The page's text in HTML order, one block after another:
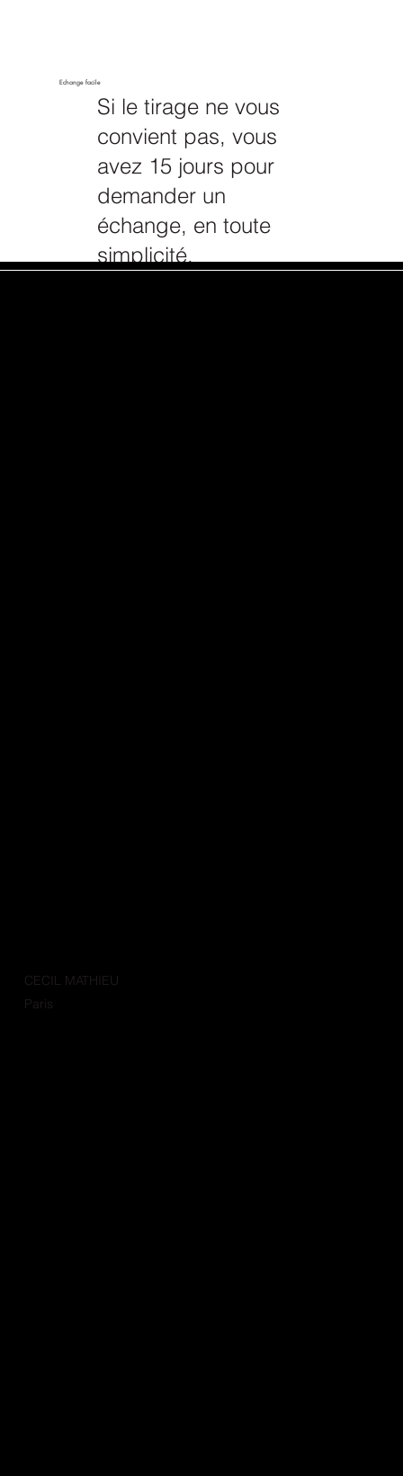
Echange facile
Si le tirage ne vous
convient pas, vous
avez 15 jours pour
demander un
échange, en toute
simplicité.
CECIL MATHIEU
Paris